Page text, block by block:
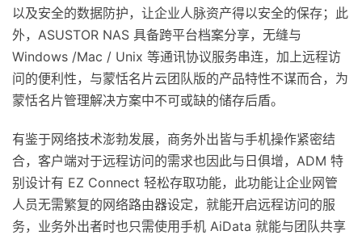
以及安全的数据防护，让企业人脉资产得以安全的保存；此
外，ASUSTOR NAS 具备跨平台档案分享，无缝与
Windows /Mac / Unix 等通讯协议服务串连，加上远程访
问的便利性，与蒙恬名片云团队版的产品特性不谋而合，为
蒙恬名片管理解决方案中不可或缺的储存后盾。
有鉴于网络技术澎勃发展，商务外出皆与手机操作紧密结
合，客户端对于远程访问的需求也因此与日俱增，ADM 特
别设计有 EZ Connect 轻松存取功能，此功能让企业网管
人员无需繁复的网络路由器设定，就能开启远程访问的服
务，业务外出者时也只需使用手机 AiData 就能与团队共享